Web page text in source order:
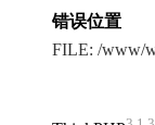
错误位置
FILE: /www/